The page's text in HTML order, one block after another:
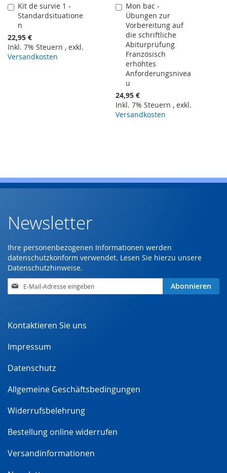
Kit de survie 1 -
Standardsituatione
n
22,95 €
Inkl. 7% Steuern , exkl.
Versandkosten
In
den
Warenkorb
Mon bac -
Übungen zur
Vorbereitung auf
die schriftliche
Abiturprüfung
Französisch
erhöhtes
Anforderungsnivea
u
24,95 €
Inkl. 7% Steuern ,exkl.
Versandkosten
In
den
Warenkorb
Newsletter
Ihre personenbezogenen Informationen werden
datenschutzkonform verwendet. Lesen Sie hierzu unsere
Datenschutzhinweise.
Anmeldung
zum
Abonnieren
Kontaktieren Sie uns
Impressum
Datenschutz
Allgemeine Geschäftsbedingungen
Widerrufsbelehrung
Bestellung online widerrufen
Versandinformationen